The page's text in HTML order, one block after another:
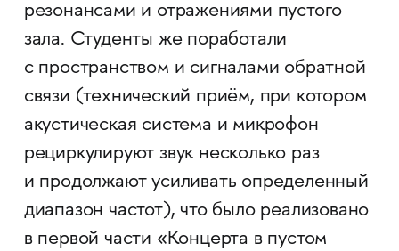
резонансами и отражениями пустого
зала. Студенты же поработали
с пространством и сигналами обратной
связи (технический приём, при котором
акустическая система и микрофон
рециркулируют звук несколько раз
и продолжают усиливать определенный
диапазон частот), что было реализовано
в первой части «Концерта в пустом